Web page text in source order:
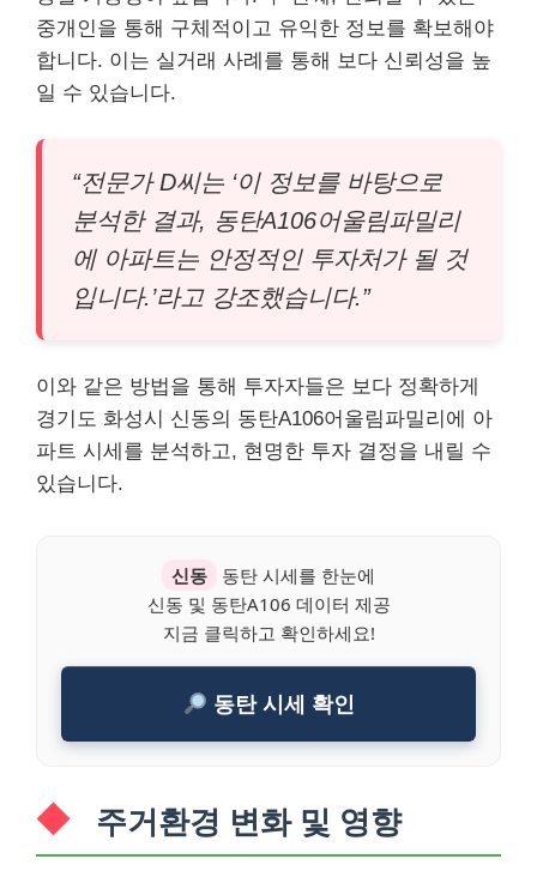
중개인을 통해 구체적이고 유익한 정보를 확보해야
합니다. 이는 실거래 사례를 통해 보다 신뢰성을 높
일 수 있습니다.
“전문가 D씨는 ‘이 정보를 바탕으로
분석한 결과, 동탄A106어울림파밀리
에 아파트는 안정적인 투자처가 될 것
입니다.’라고 강조했습니다.”
이와 같은 방법을 통해 투자자들은 보다 정확하게
경기도 화성시 신동의 동탄A106어울림파밀리에 아
파트 시세를 분석하고, 현명한 투자 결정을 내릴 수
있습니다.
신동
동탄 시세를 한눈에
신동 및 동탄A106 데이터 제공
지금 클릭하고 확인하세요!
동탄 시세 확인
주거환경 변화 및 영향